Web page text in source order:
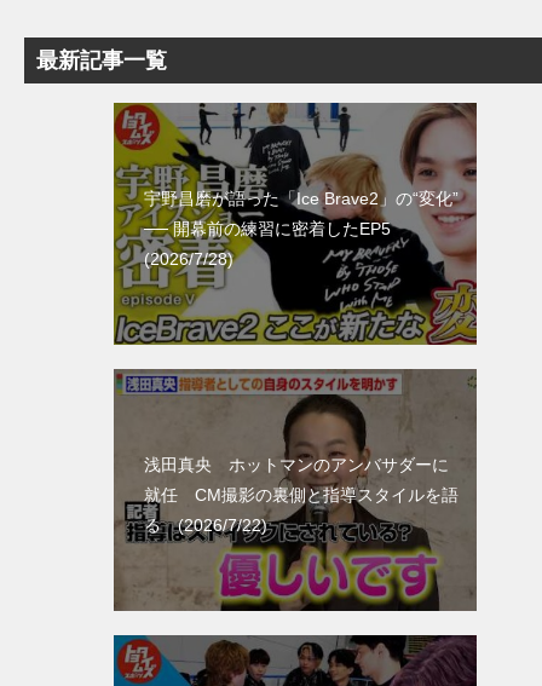
最新記事一覧
宇野昌磨が語った「Ice Brave2」の“変化”
── 開幕前の練習に密着したEP5
(2026/7/28)
浅田真央 ホットマンのアンバサダーに
就任 CM撮影の裏側と指導スタイルを語
る (2026/7/22)